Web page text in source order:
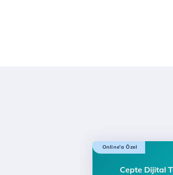
Online'a Özel
Cepte Dijital